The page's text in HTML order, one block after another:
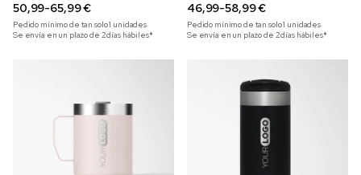
50,99-65,99 €
Pedido mínimo de tan solo1 unidades
Se envía en un plazo de 2 días hábiles*
de 1,2 l
46,99-58,99 €
Pedido mínimo de tan solo1 unidades
Se envía en un plazo de 2 días hábiles*